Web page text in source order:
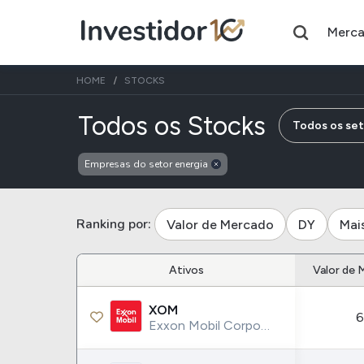
Assuntos do momento
Índice Ação
Petrobras
Itausa
HOME STOCKS
Todos os Stocks deTodos os
Empresas do setor energia
Ranking por: Valor de Mercado DY
Ativos Valor de
XOM
Exxon Mobil Corporation